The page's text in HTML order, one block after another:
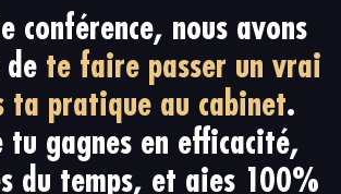
conférence, nous avons
te fairepasser un vrai
ta pratique au cabinet.
tu gagnes en efficacité,
du temps, et aies 100%